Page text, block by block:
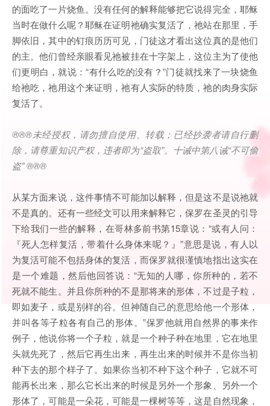
的面吃了一片烧鱼。没有任何的解释能够把它说得完全，耶稣
当时在做什么呢？耶稣在证明祂确实复活了，祂站在那里，手
脚依旧，其中的钉痕历历可见，门徒这才看出这位真的是他们
的主。他们曾经亲眼看见祂被挂在十字架上，这位主为了使他
们更明白，就说：“有什么吃的没有？”门徒就找来了一块烧鱼
给祂吃，祂用这个来证明，祂有人实际的特质，祂的肉身实际
复活了。
®®®未经授权，请勿擅自使用、转载；已经抄袭者请自行删
除，请尊重知识产权，违者即为“盗取”。十诫中第八诫“不可偷
盗” ®®®
从某方面来说，这件事情不可能加以解释，但是这不是说祂就
不是真的。还有一些经文可以用来解释它，保罗在圣灵的引导
下给我们一些的解释，在哥林多前书第15章说：“或有人问：
『死人怎样复活，带着什么身体来呢？』”意思是说，有人以
为复活可能不包括身体的复活，而保罗就很谨慎地指出这实在
是一个难题，然后他回答说：“无知的人哪，你所种的，若不
死就不能生。并且你所种的不是那将来的形体，不过是子粒，
即如麦子，或是别样的谷。但神随自己的意思给他一个形体，
并叫各等子粒各有自己的形体。”保罗他就用自然界的事来作
例子，他说你将一个子粒，就是一个种子种在地里，它在地里
头就先死了，然后它再生出来，再生出来的时候并不是你当初
种下去的那个样子了。如果你当初不种下这个种子，它就不可
能再长出来，那么它长出来的时候是另外一个形象、另外一个
形体了，可能是一朵花，可能是一棵树等等，这是自然现象，